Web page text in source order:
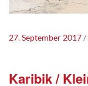
27. September 2017
Karibik /